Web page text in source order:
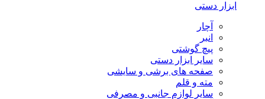
ابزار دستی
آچار
انبر
پیچ گوشتی
سایر ابزار دستی
صفحه های برشی و سایشی
مته و قلم
سایر لوازم جانبی و مصرفی